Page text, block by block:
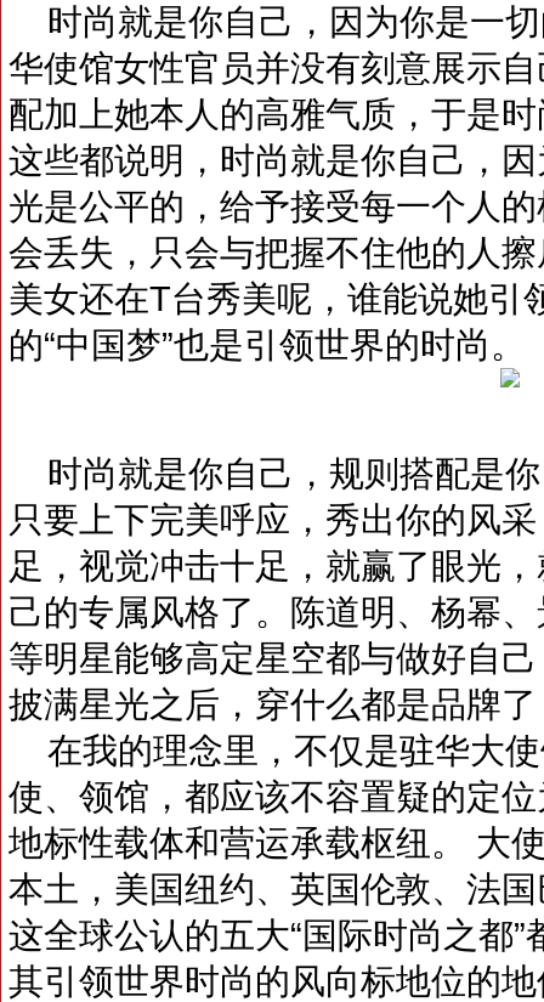
时尚就是你自己，因为你是一
华使馆女性官员并没有刻意展示
配加上她本人的高雅气质，于是
这些都说明，时尚就是你自己，
光是公平的，给予接受每一个人
会丢失，只会与把握不住他的人
美女还在T台秀美呢，谁能说她引
的“中国梦”也是引领世界的时尚。
时尚就是你自己，规则搭配是
只要上下完美呼应，秀出你的风
足，视觉冲击十足，就赢了眼光
己的专属风格了。陈道明、杨幂
等明星能够高定星空都与做好自
披满星光之后，穿什么都是品牌
在我的理念里，不仅是驻华大
使、领馆，都应该不容置疑的定
地标性载体和营运承载枢纽。 大
本土，美国纽约、英国伦敦、法
这全球公认的五大“国际时尚之都
其引领世界时尚的风向标地位的